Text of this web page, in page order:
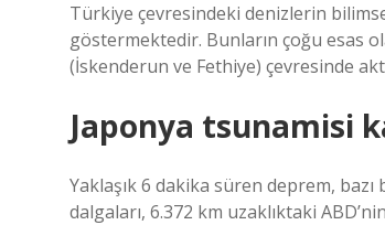
Türkiye çevresindeki denizlerin
göstermektedir. Bunların çoğu esas
(İskenderun ve Fethiye) çevresinde
Japonya tsunamisi
Yaklaşık 6 dakika süren deprem,
dalgaları, 6.372 km uzaklıktaki